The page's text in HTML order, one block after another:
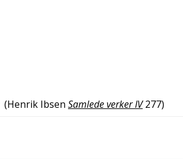
(Henrik Ibsen Samlede verker IV 277)